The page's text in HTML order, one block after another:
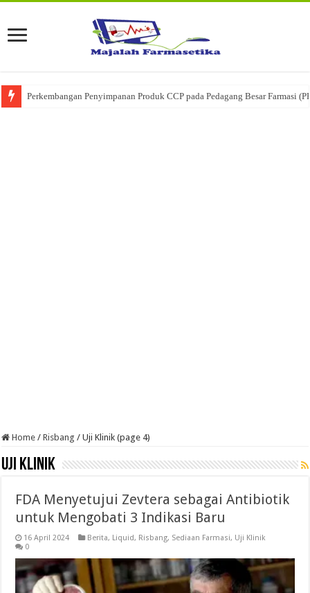
Ketika Obat Menunggu Keputusan: Mengenal Peran Karantina Produk
Home / Risbang / Uji Klinik (page 4)
Uji Klinik
FDA Menyetujui Zevtera sebagai Antibiotik
untuk Mengobati 3 Indikasi Baru
16 April 2024 Berita, Liquid, Risbang, Sediaan Farmasi, Uji Klinik
0